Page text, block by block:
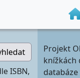
ISBN,
Projekt
knížkách